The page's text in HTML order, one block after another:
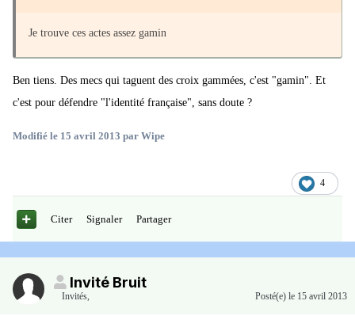
Je trouve ces actes assez gamin
Ben tiens. Des mecs qui taguent des croix gammées, c'est "gamin". Et
c'est pour défendre "l'identité française", sans doute ?
Modifié le 15 avril 2013 par Wipe
4
Citer Signaler Partager
Invité Bruit
Invités, Posté(e) le 15 avril 2013